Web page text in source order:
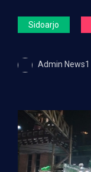
Sidoarjo
Admin News1